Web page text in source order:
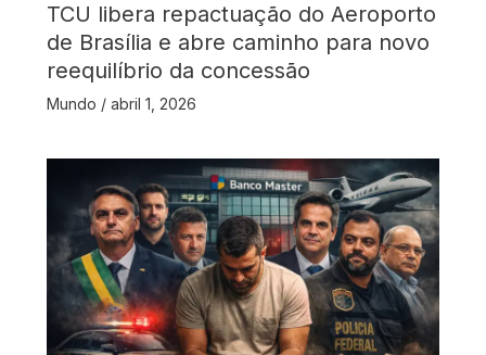
TCU libera repactuação do Aeroporto
de Brasília e abre caminho para novo
reequilíbrio da concessão
Mundo / abril 1, 2026